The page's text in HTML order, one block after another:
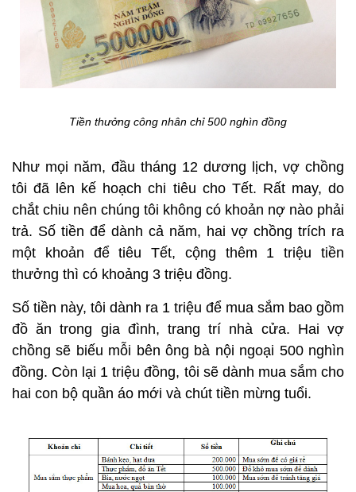
Tiền thưởng công nhân chỉ 500 nghìn đồng
Như mọi năm, đầu tháng 12 dương lịch, vợ chồng
tôi đã lên kế hoạch chi tiêu cho Tết. Rất may, do
chắt chiu nên chúng tôi không có khoản nợ nào phải
trả. Số tiền để dành cả năm, hai vợ chồng trích ra
một khoản để tiêu Tết, cộng thêm 1 triệu tiền
thưởng thì có khoảng 3 triệu đồng.
Số tiền này, tôi dành ra 1 triệu để mua sắm bao gồm
đồ ăn trong gia đình, trang trí nhà cửa. Hai vợ
chồng sẽ biếu mỗi bên ông bà nội ngoại 500 nghìn
đồng. Còn lại 1 triệu đồng, tôi sẽ dành mua sắm cho
hai con bộ quần áo mới và chút tiền mừng tuổi.